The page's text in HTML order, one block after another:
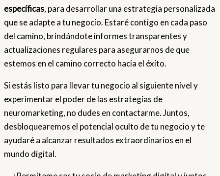
específicas, para desarrollar una estrategia personalizada
que se adapte a tu negocio. Estaré contigo en cada paso
del camino, brindándote informes transparentes y
actualizaciones regulares para asegurarnos de que
estemos en el camino correcto hacia el éxito.
Si estás listo para llevar tu negocio al siguiente nivel y
experimentar el poder de las estrategias de
neuromarketing, no dudes en contactarme. Juntos,
desbloquearemos el potencial oculto de tu negocio y te
ayudaré a alcanzar resultados extraordinarios en el
mundo digital.